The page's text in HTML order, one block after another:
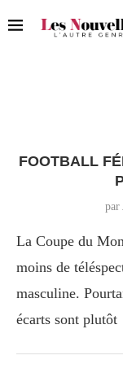
FOOTBALL
par
La Coupe du
moins de
masculine.
écarts sont